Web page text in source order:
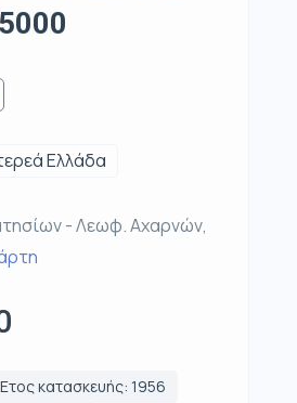
Ελλάδα
- Λεωφ. Αχαρνών,
κατασκευής: 1956